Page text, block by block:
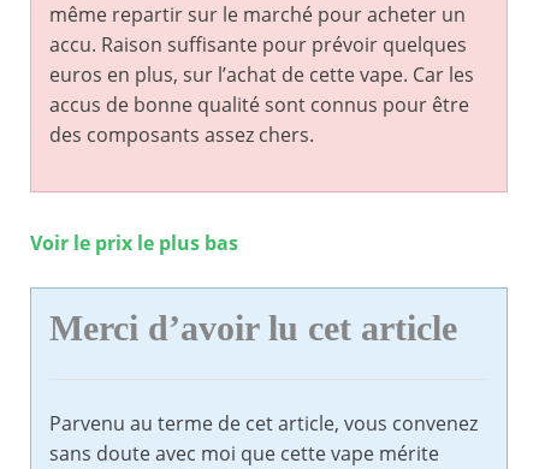
même repartir sur le marché pour acheter un
accu. Raison suffisante pour prévoir quelques
euros en plus, sur l’achat de cette vape. Car les
accus de bonne qualité sont connus pour être
des composants assez chers.
Voir le prix le plus bas
Merci d’avoir lu cet article
Parvenu au terme de cet article, vous convenez
sans doute avec moi que cette vape mérite